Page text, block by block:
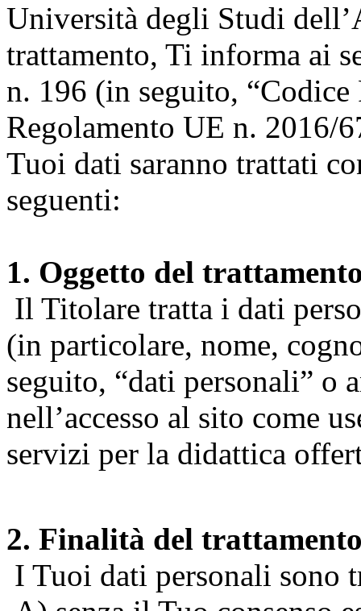
Università degli Studi
trattamento, Ti informa ai
n. 196 (in seguito, “Codice
Regolamento UE n. 2016/
Tuoi dati saranno trattati
seguenti:
1. Oggetto del
Il Titolare tratta i dati
(in particolare, nome,
seguito, “dati personali” o
nell’accesso al sito come
servizi per la didattica
2. Finalità del
I Tuoi dati personali sono